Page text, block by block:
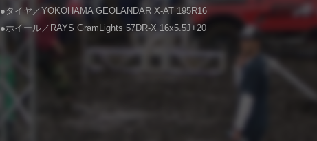
●タイヤ／YOKOHAMA GEOLANDAR X-AT 195R16
●ホイール／RAYS GramLights 57DR-X 16x5.5J+20